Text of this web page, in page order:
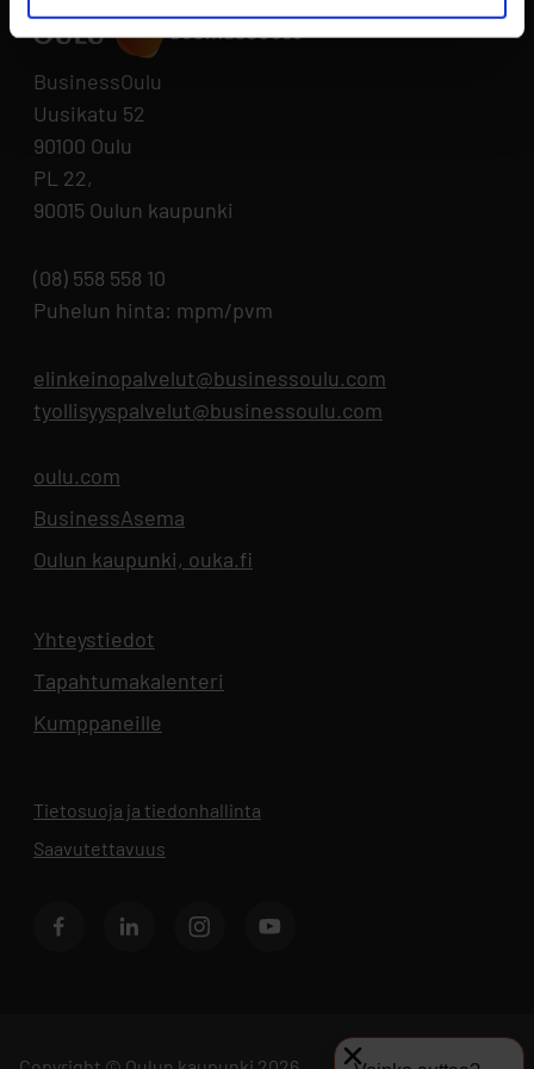
BusinessOulu
Uusikatu 52
90100 Oulu
PL 22,
90015 Oulun kaupunki
(08) 558 558 10
Puhelun hinta: mpm/pvm
elinkeinopalvelut@businessoulu.com
tyollisyyspalvelut@businessoulu.com
oulu.com
BusinessAsema
Oulun kaupunki, ouka.fi
Yhteystiedot
Tapahtumakalenteri
Kumppaneille
Tietosuoja ja tiedonhallinta
Saavutettavuus
FacebookLinkedIn InstagramYoutube